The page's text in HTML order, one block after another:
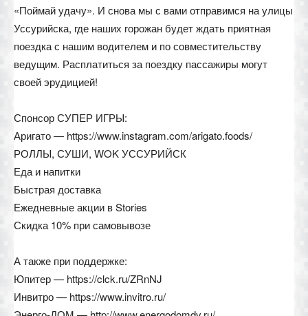
«Поймай удачу». И снова мы с вами отправимся на улицы
Уссурийска, где наших горожан будет ждать приятная
поездка с нашим водителем и по совместительству
ведущим. Расплатиться за поездку пассажиры могут
своей эрудицией!
Спонсор СУПЕР ИГРЫ:
Аригато — https://www.instagram.com/arigato.foods/
РОЛЛЫ, СУШИ, WOK УССУРИЙСК
Еда и напитки
Быстрая доставка
Ежедневные акции в Stories
Скидка 10% при самовывозе
А также при поддержке:
Юпитер — https://clck.ru/ZRnNJ
Инвитро — https://www.invitro.ru/